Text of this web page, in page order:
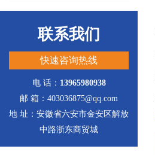
联系我们
快速咨询热线
电 话： 13965980938
邮 箱：403036875@qq.com
地 址：安徽省六安市金安区解放
中路浙东商贸城